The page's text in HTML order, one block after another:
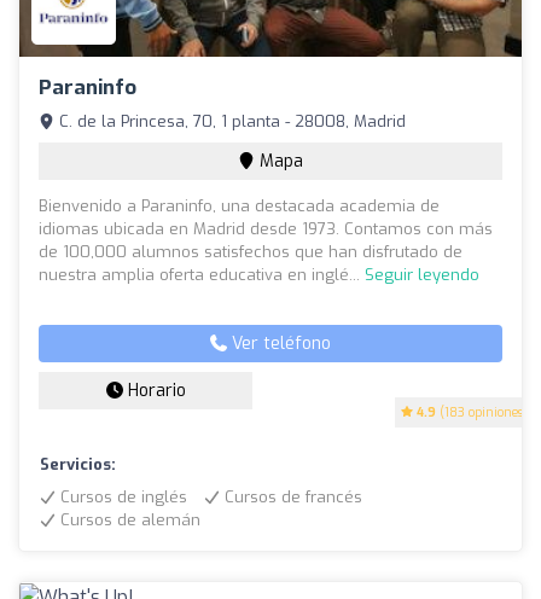
Paraninfo
4.9 (183 opiniones)
C. de la Princesa, 70, 1 planta - 28008, Madrid
Mapa
Bienvenido a Paraninfo, una destacada academia de
idiomas ubicada en Madrid desde 1973. Contamos con más
de 100,000 alumnos satisfechos que han disfrutado de
nuestra amplia oferta educativa en inglé... Seguir leyendo
Ver teléfono
Horario
Servicios:
Cursos de inglés
Cursos de francés
Cursos de alemán